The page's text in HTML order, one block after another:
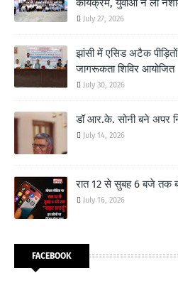
कार्यक्रम, युवाओं ने ली
July 27, 2026
झांसी में एसिड अटैक
जागरूकता शिविर आयोजित
July 30, 2026
डॉ आर.के. सोनी बने अपर
July 14, 2026
रात 12 से सुबह 6 बजे तक
July 16, 2026
FACEBOOK